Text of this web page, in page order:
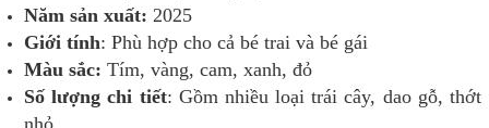
Năm sản xuất: 2025
Giới tính: Phù hợp cho cả bé trai và bé gái
Màu sắc: Tím, vàng, cam, xanh, đỏ
Số lượng chi tiết: Gồm nhiều loại trái cây, dao gỗ, thớt
nhỏ